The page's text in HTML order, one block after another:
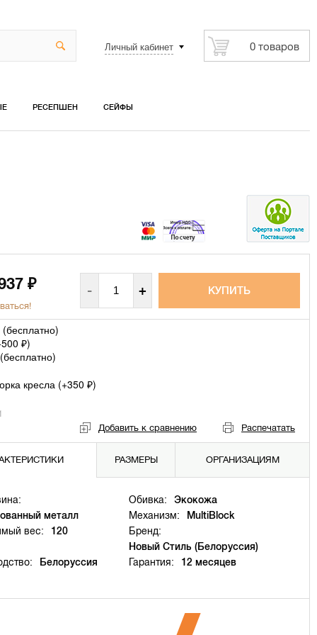
Личный кабинет 0 товаров
РЕСЕПШЕН СЕЙФЫ
₽ - +
(бесплатно)
500 ₽)
бесплатно)
кресла (+350 ₽)
Добавить к сравнению Распечатать
РАЗМЕРЫ ОРГАНИЗАЦИЯМ
металл
Обивка:
Экокожа
Механизм:
MultiBlock
вес:
120
Бренд:
Новый Стиль (Белоруссия)
Белоруссия Гарантия: 12 месяцев